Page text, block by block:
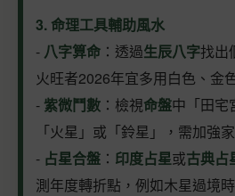
3. 命理工具輔助風水
- 八字算命 ：透過生辰八字找出
火旺者2026年宜多用白色、金
- 紫微鬥數 ：檢視命盤中「田宅
「火星」或「鈴星」，需加強
- 占星合盤 ： 印度占星或古典占
測年度轉折點，例如木星過境